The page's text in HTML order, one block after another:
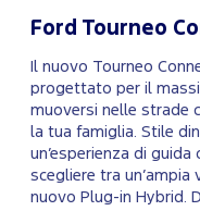
Ford Tourneo
Il nuovo Tourneo
progettato per il
muoversi nelle strade
la tua famiglia. Stile
un’esperienza di
scegliere tra
nuovo Plug-in Hybrid.